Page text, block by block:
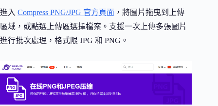
進入 Compress PNG/JPG 官方頁面 ，將圖片拖曳到上傳
區域，或點選上傳區選擇檔案。支援一次上傳多張圖片
進行批次處理，格式限 JPG 和 PNG。